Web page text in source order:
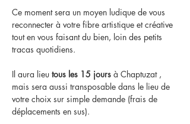
Ce moment sera un moyen ludique de vous
reconnecter à votre fibre artistique et créative
tout en vous faisant du bien, loin des petits
tracas quotidiens.
Il aura lieu tous les 15 jours à Chaptuzat ,
mais sera aussi transposable dans le lieu de
votre choix sur simple demande (frais de
déplacements en sus).